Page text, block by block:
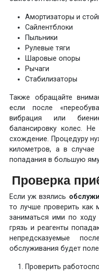
Амортизаторы и
Сайлентблоки
Пыльники
Рулевые тяги
Шаровые опоры
Рычаги
Стабилизаторы
Также обращайте
если после
вибрация или
балансировку колес.
схождение. Процедуру
километров, а в случае
попадания в большую
Проверка
Если уж взялись
то лучше проверить
заниматься ими по ходу
грязь и реагенты
непредсказуемые
обслуживания будет
Проверить